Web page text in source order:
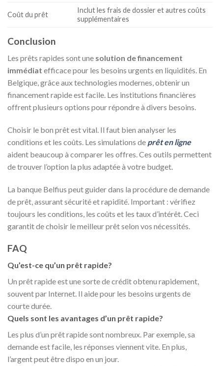
Coût du prêt
Inclut les frais de dossier et autres coûts
supplémentaires
Conclusion
Les prêts rapides sont une solution de financement
immédiat efficace pour les besoins urgents en liquidités. En
Belgique, grâce aux technologies modernes, obtenir un
financement rapide est facile. Les institutions financières
offrent plusieurs options pour répondre à divers besoins.
Choisir le bon prêt est vital. Il faut bien analyser les
conditions et les coûts. Les simulations de prêt en ligne
aident beaucoup à comparer les offres. Ces outils permettent
de trouver l’option la plus adaptée à votre budget.
La banque Belfius peut guider dans la procédure de demande
de prêt, assurant sécurité et rapidité. Important : vérifiez
toujours les conditions, les coûts et les taux d’intérêt. Ceci
garantit de choisir le meilleur prêt selon vos nécessités.
FAQ
Qu’est-ce qu’un prêt rapide?
Un prêt rapide est une sorte de crédit obtenu rapidement,
souvent par Internet. Il aide pour les besoins urgents de
courte durée.
Quels sont les avantages d’un prêt rapide?
Les plus d’un prêt rapide sont nombreux. Par exemple, sa
demande est facile, les réponses viennent vite. En plus,
l’argent peut être dispo en un jour.